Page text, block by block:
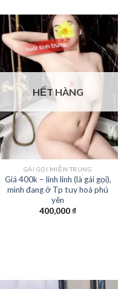
HẾT HÀNG
GÁI GỌI MIỀN TRUNG
Giá 400k – linh linh (là gái gọi),
mình đang ở Tp tuy hoà phú
yên
400,000₫